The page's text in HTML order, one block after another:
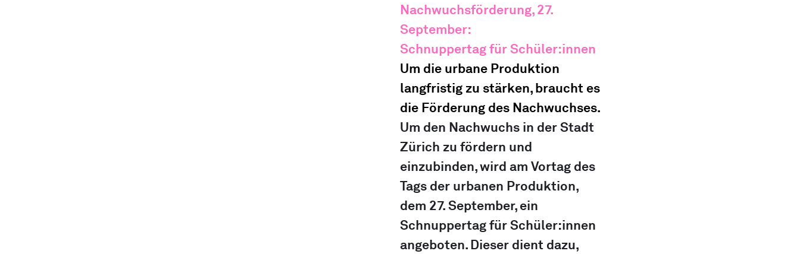
Nachwuchsförderung, 27.
September:
Schnuppertag für Schüler:innen
Um die urbane Produktion
langfristig zu stärken, braucht es
die Förderung des Nachwuchses.
Um den Nachwuchs in der Stadt
Zürich zu fördern und
einzubinden, wird am Vortag des
Tags der urbanen Produktion,
dem 27. September, ein
Schnuppertag für Schüler:innen
angeboten. Dieser dient dazu,